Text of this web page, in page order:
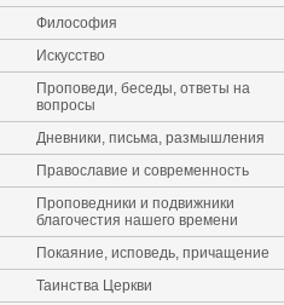
Философия
Искусство
Проповеди, беседы, ответы на
вопросы
Дневники, письма, размышления
Православие и современность
Проповедники и подвижники
благочестия нашего времени
Покаяние, исповедь, причащение
Таинства Церкви